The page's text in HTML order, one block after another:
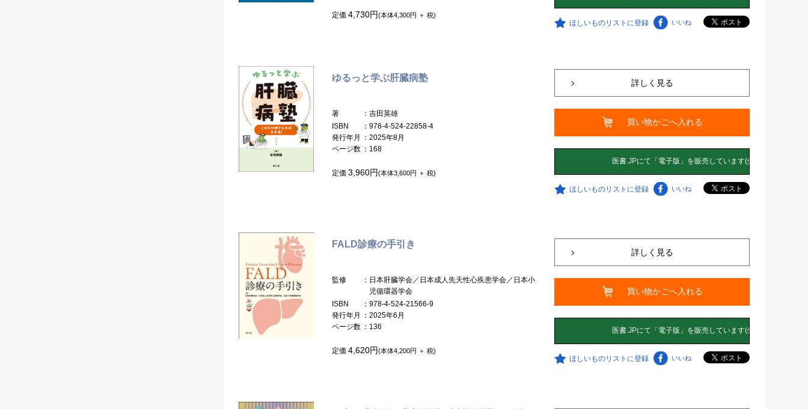
定価 4,730円(本体4,300円 ＋ 税)
ほしいものリストに登録 いいね
ゆるっと学ぶ肝臓病塾
著
：吉田英雄
ISBN
：978-4-524-22858-4
発行年月
：2025年8月
ページ数 ：168
定価 3,960円(本体3,600円 ＋ 税)
詳しく見る
買い物かごへ入れる
ほしいものリストに登録 いいね
FALD診療の手引き
監修
：日本肝臓学会／日本成人先天性心疾患学会／日本小
児循環器学会
ISBN
：978-4-524-21566-9
発行年月
：2025年6月
ページ数 ：136
定価 4,620円(本体4,200円 ＋ 税)
詳しく見る
買い物かごへ入れる
ほしいものリストに登録 いいね